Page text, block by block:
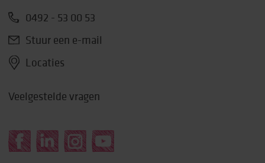
0492 - 53 00 53
Stuur een e-mail
Locaties
Veelgestelde vragen